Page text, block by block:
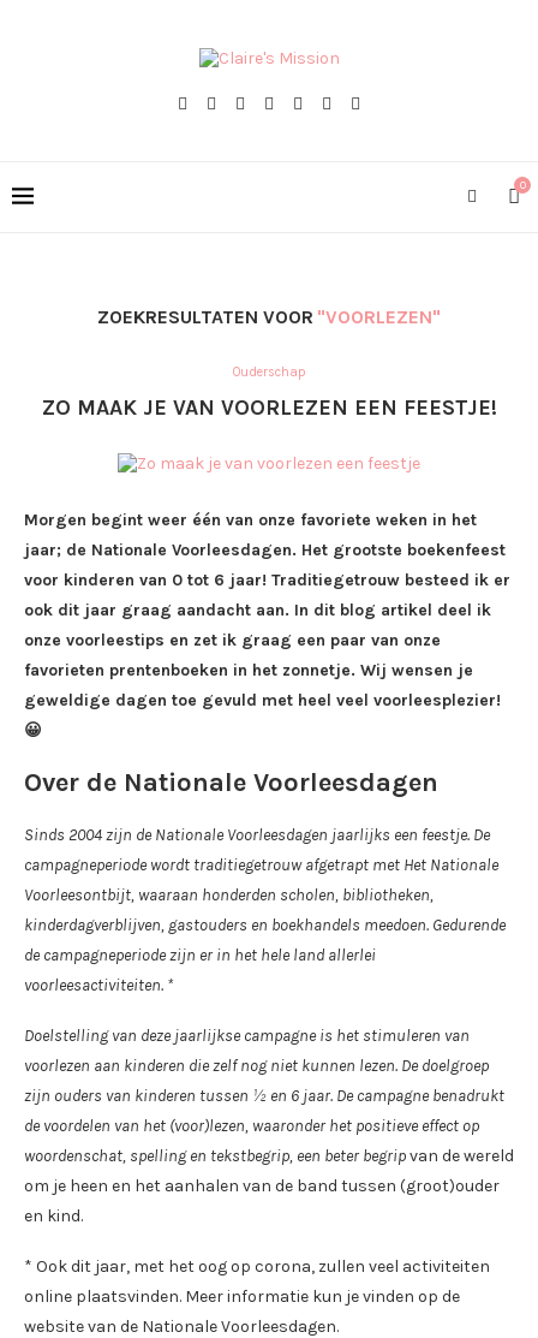
0
ZOEKRESULTATEN VOOR "VOORLEZEN"
Ouderschap
ZO MAAK JE VAN VOORLEZEN EEN FEESTJE!
Morgen begint weer één van onze favoriete weken in het
jaar; de Nationale Voorleesdagen. Het grootste boekenfeest
voor kinderen van 0 tot 6 jaar! Traditiegetrouw besteed ik er
ook dit jaar graag aandacht aan. In dit blog artikel deel ik
onze voorleestips en zet ik graag een paar van onze
favorieten prentenboeken in het zonnetje. Wij wensen je
geweldige dagen toe gevuld met heel veel voorleesplezier!
😀
Over de Nationale Voorleesdagen
Sinds 2004 zijn de Nationale Voorleesdagen jaarlijks een feestje. De
campagneperiode wordt traditiegetrouw afgetrapt met Het Nationale
Voorleesontbijt, waaraan honderden scholen, bibliotheken,
kinderdagverblijven, gastouders en boekhandels meedoen. Gedurende
de campagneperiode zijn er in het hele land allerlei
voorleesactiviteiten. *
Doelstelling van deze jaarlijkse campagne is het stimuleren van
voorlezen aan kinderen die zelf nog niet kunnen lezen. De doelgroep
zijn ouders van kinderen tussen ½ en 6 jaar. De campagne benadrukt
de voordelen van het (voor)lezen, waaronder het positieve effect op
woordenschat, spelling en tekstbegrip, een beter begripvan de wereld
om je heen en het aanhalen van de band tussen (groot)ouder
en kind.
* Ook dit jaar, met het oog op corona, zullen veel activiteiten
online plaatsvinden. Meer informatie kun je vinden op de
website van de Nationale Voorleesdagen.